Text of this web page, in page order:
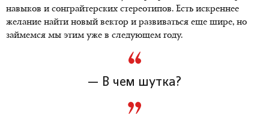
навыков и сонграйтерских стереотипов. Есть искреннее
желание найти новый вектор и развиваться еще шире, но
займемся мы этим уже в следующем году.
— В чем шутка?